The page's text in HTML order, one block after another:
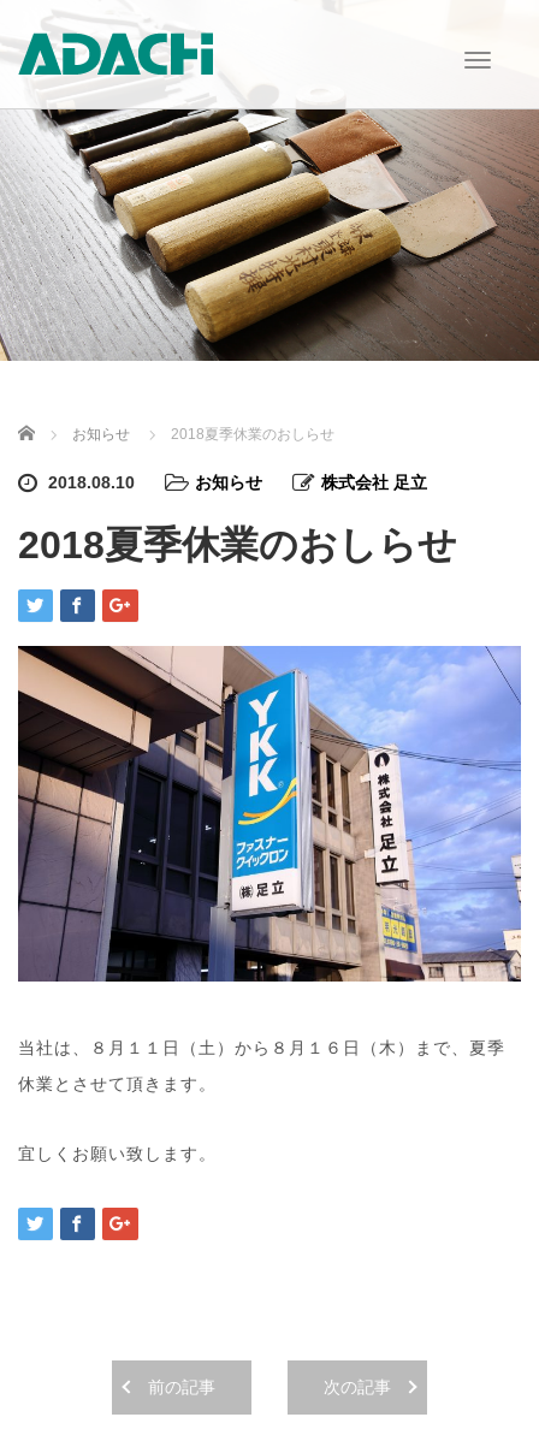
T
g
g
l
n
a
v
i
g
Home お知らせ 2018夏季休業のおしらせ
2018.08.10 お知らせ 株式会社 足立
2018夏季休業のおしらせ
当社は、８月１１日（土）から８月１６日（木）まで、夏季
休業とさせて頂きます。
宜しくお願い致します。
前の記事 次の記事